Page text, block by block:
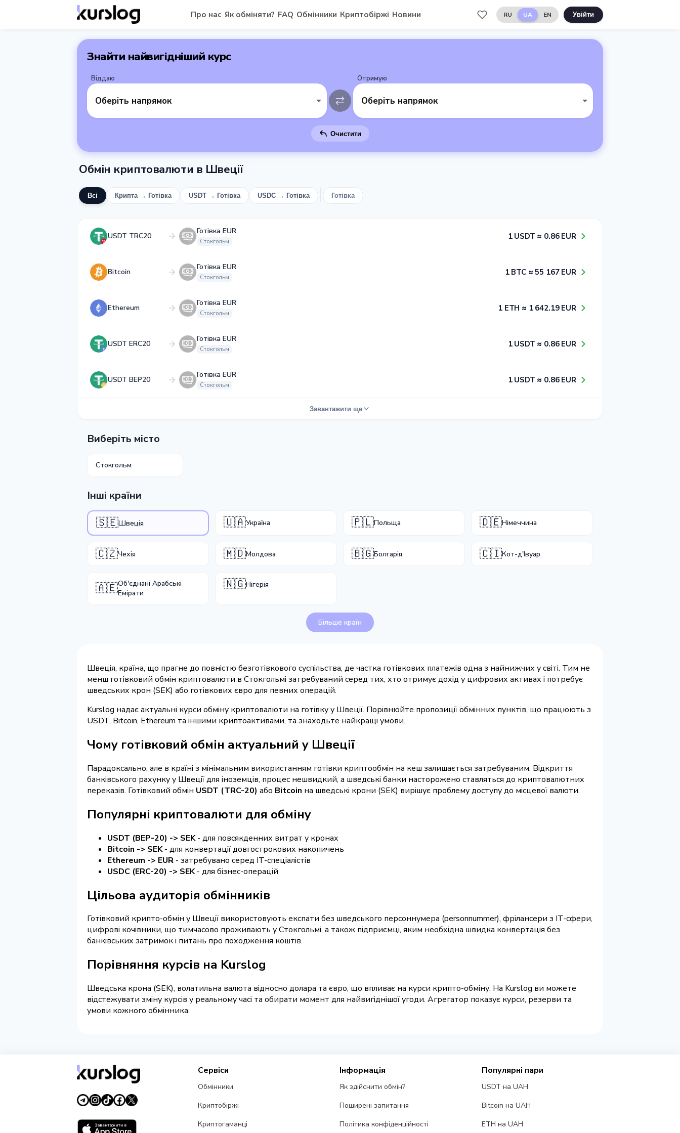
Про нас Як обміняти? FAQ Обмінники Криптобіржі Новини RU UA EN Увійти
Знайти найвигідніший курс
Віддаю
Оберіть напрямок
Отримую
Оберіть напрямок
Очистити
Обмін криптовалюти в Швеції
Всі Крипта → Готівка USDT → Готівка USDC → Готівка Готівка
USDT TRC20
Готівка EUR
Стокгольм
1​ USDT ≈ 0​.8​6​ EUR
Bitcoin
Готівка EUR
Стокгольм
1​ BTC ≈ 5​5​ 1​6​7​ EUR
Ethereum
Готівка EUR
Стокгольм
1​ ETH ≈ 1​ 6​4​2​.1​9​ EUR
USDT ERC20
Готівка EUR
Стокгольм
1​ USDT ≈ 0​.8​6​ EUR
USDT BEP20
Готівка EUR
Стокгольм
1​ USDT ≈ 0​.8​6​ EUR
Завантажити ще
Виберіть місто
Стокгольм
Інші країни
🇸🇪Швеція 🇺🇦Україна 🇵🇱Польща 🇩🇪Німеччина
🇨🇿Чехія 🇲🇩Молдова 🇧🇬Болгарія 🇨🇮Кот-д'Івуар
🇦🇪Об'єднані Арабські
Емірати
🇳🇬Нігерія
Більше країн
Швеція, країна, що прагне до повністю безготівкового суспільства, де частка готівкових платежів одна з найнижчих у світі. Тим не
менш готівковий обмін криптовалюти в Стокгольмі затребуваний серед тих, хто отримує дохід у цифрових активах і потребує
шведських крон (SEK) або готівкових євро для певних операцій.
Kurslog надає актуальні курси обміну криптовалюти на готівку у Швеції. Порівнюйте пропозиції обмінних пунктів, що працюють з
USDT, Bitcoin, Ethereum та іншими криптоактивами, та знаходьте найкращі умови.
Чому готівковий обмін актуальний у Швеції
Парадоксально, але в країні з мінімальним використанням готівки криптообмін на кеш залишається затребуваним. Відкриття
банківського рахунку у Швеції для іноземців, процес нешвидкий, а шведські банки насторожено ставляться до криптовалютних
переказів. Готівковий обмін USDT (TRC-20) або Bitcoin на шведські крони (SEK) вирішує проблему доступу до місцевої валюти.
Популярні криптовалюти для обміну
USDT (BEP-20) -> SEK- для повсякденних витрат у кронах
Bitcoin -> SEK- для конвертації довгострокових накопичень
Ethereum -> EUR - затребувано серед IT-спеціалістів
USDC (ERC-20) -> SEK- для бізнес-операцій
Цільова аудиторія обмінників
Готівковий крипто-обмін у Швеції використовують експати без шведського персоннумера (personnummer), фрілансери з IT-сфери,
цифрові кочівники, що тимчасово проживають у Стокгольмі, а також підприємці, яким необхідна швидка конвертація без
банківських затримок і питань про походження коштів.
Порівняння курсів на Kurslog
Шведська крона (SEK), волатильна валюта відносно долара та євро, що впливає на курси крипто-обміну. На Kurslog ви можете
відстежувати зміну курсів у реальному часі та обирати момент для найвигіднішої угоди. Агрегатор показує курси, резерви та
умови кожного обмінника.
Сервіси
Обмінники
Криптобіржі
Криптогаманці
Інформація
Як здійснити обмін?
Поширені запитання
Політика конфіденційності
Популярні пари
USDT на UAH
Bitcoin на UAH
ETH на UAH